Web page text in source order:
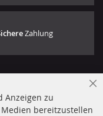
Zahlung
Anzeigen zu
bereitzustellen